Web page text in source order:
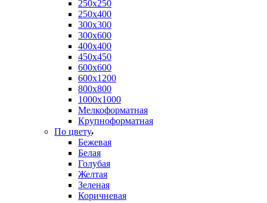
250х250
250х400
300х300
300х600
400х400
450х450
600х600
600х1200
800х800
1000х1000
Мелкоформатная
Крупноформатная
По цвету
Бежевая
Белая
Голубая
Желтая
Зеленая
Коричневая